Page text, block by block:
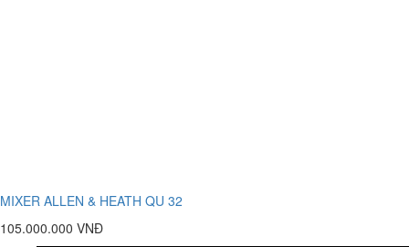
MIXER ALLEN & HEATH QU 32
105.000.000 VNĐ